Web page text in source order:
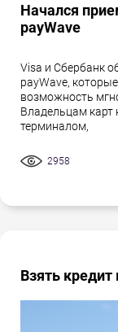
Начался
payWave
Visa и Сбербанк
payWave,
возможность
Владельцам карт
терминалом,
2958
Взять кредит